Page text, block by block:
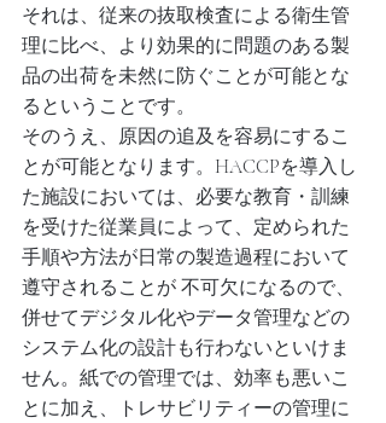
それは、従来の抜取検査による衛生管
理に比べ、より効果的に問題のある製
品の出荷を未然に防ぐことが可能とな
るということです。
そのうえ、原因の追及を容易にするこ
とが可能となります。HACCPを導入し
た施設においては、必要な教育・訓練
を受けた従業員によって、定められた
手順や方法が日常の製造過程において
遵守されることが 不可欠になるので、
併せてデジタル化やデータ管理などの
システム化の設計も行わないといけま
せん。紙での管理では、効率も悪いこ
とに加え、トレサビリティーの管理に